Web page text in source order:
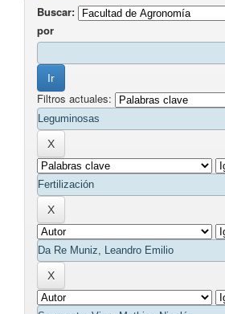
Buscar:
por
Filtros actuales: